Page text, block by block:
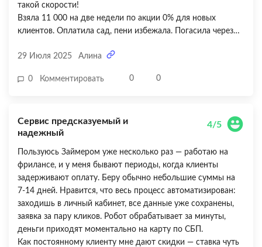
такой скорости!
Взяла 11 000 на две недели по акции 0% для новых
клиентов. Оплатила сад, пени избежала. Погасила через
брала, без копейки переплаты. Личный кабинет очень
Сбербанк Онлайн — деньги списались мгновенно.
телефоне напоминалку ставить, а то могла бы забыть в
суете. Было бы здорово, если бы присылали смс или пуш-
уведомления хотя бы за сутки до срока. В остальном —
все отлично!
29 Июля 2025 Алина
0 Комментировать 0 0
Сервис предсказуемый и
надежный
4/5
Пользуюсь Займером уже несколько раз — работаю на
фрилансе, и у меня бывают периоды, когда клиенты
задерживают оплату. Беру обычно небольшие суммы на
7-14 дней. Нравится, что весь процесс автоматизирован:
заходишь в личный кабинет, все данные уже сохранены,
заявка за пару кликов. Робот обрабатывает за минуты,
деньги приходят моментально на карту по СБП.
Как постоянному клиенту мне дают скидки — ставка чуть